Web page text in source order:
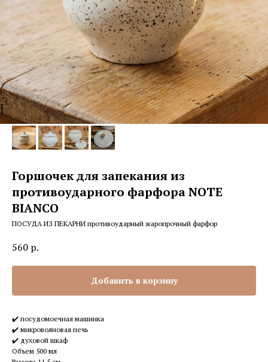
Горшочек для запекания из
противоударного фарфора NOTE
BIANCO
ПОСУДА ИЗ ПЕКАРНИ противоударный жаропрочный фарфор
560 р.
Добавить в корзину
✔️ посудомоечная машинка
✔️ микроволновая печь
✔️ духовой шкаф
Объем 500 мл